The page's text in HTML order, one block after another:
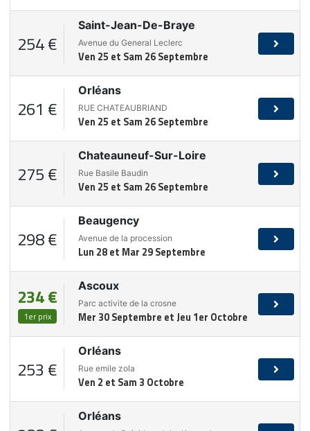
254 €
Saint-Jean-De-Braye
Avenue du General Leclerc
Ven 25 et Sam 26 Septembre
261 €
Orléans
RUE CHATEAUBRIAND
Ven 25 et Sam 26 Septembre
275 €
Chateauneuf-Sur-Loire
Rue Basile Baudin
Ven 25 et Sam 26 Septembre
298 €
Beaugency
Avenue de la procession
Lun 28 et Mar 29 Septembre
234 €
1er prix
Ascoux
Parc activite de la crosne
Mer 30 Septembre et Jeu 1er Octobre
253 €
Orléans
Rue emile zola
Ven 2 et Sam 3 Octobre
Orléans